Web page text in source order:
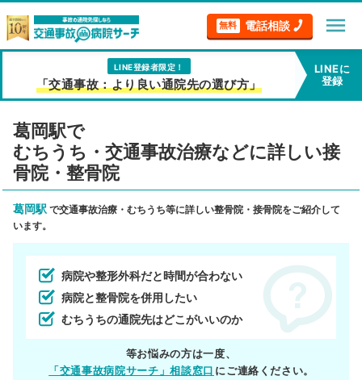
無料 電話相談 menu
LINE登録者限定！
「交通事故：より良い通院先の選び方」
LINEに
登録
葛岡駅で
むちうち・交通事故治療などに詳しい接
骨院・整骨院
葛岡駅 で交通事故治療・むちうち等に詳しい整骨院・接骨院をご紹介して
います。
病院や整形外科だと時間が合わない
病院と整骨院を併用したい
むちうちの通院先はどこがいいのか
等お悩みの方は一度、
「交通事故病院サーチ」相談窓口 にご連絡ください。